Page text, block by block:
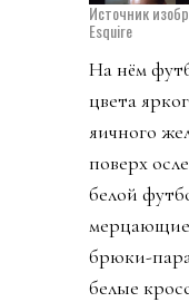
Источник
Esquire
На нём
цвета
яичного
поверх
белой
брюки-
белые